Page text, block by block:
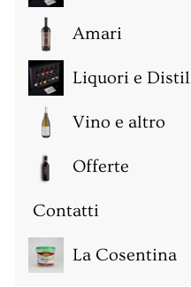
Amari
Espandi
sottomenu
Liquori e
Espandi
sottomenu
Vino e altro
Espandi
sottomenu
Offerte
Espandi
sottomenu
Contatti
Espandi
sottomenu
La Cosentina